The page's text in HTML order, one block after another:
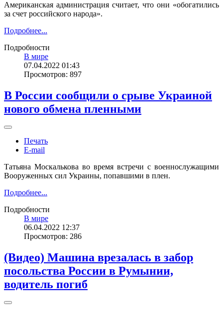
Американская администрация считает, что они «обогатились
за счет российского народа».
Подробнее...
Подробности
В мире
07.04.2022 01:43
Просмотров: 897
В России сообщили о срыве Украиной
нового обмена пленными
Печать
E-mail
Татьяна Москалькова во время встречи с военнослужащими
Вооруженных сил Украины, попавшими в плен.
Подробнее...
Подробности
В мире
06.04.2022 12:37
Просмотров: 286
(Видео) Машина врезалась в забор
посольства России в Румынии,
водитель погиб